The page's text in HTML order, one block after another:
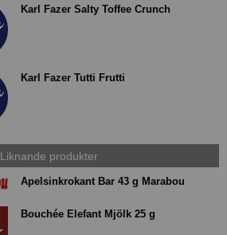
Karl Fazer Salty Toffee Crunch
Karl Fazer Tutti Frutti
Liknande produkter
Apelsinkrokant Bar 43 g Marabou
Bouchée Elefant Mjölk 25 g